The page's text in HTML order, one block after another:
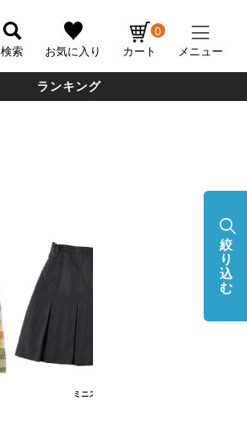
検索 お気に入り カート
0
メニュー
ランキング
ミニスカート
絞
り
込
む